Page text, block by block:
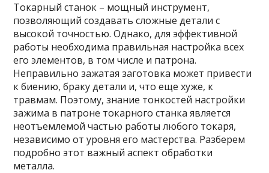
Токарный станок – мощный инструмент,
позволяющий создавать сложные детали с
высокой точностью. Однако, для эффективной
работы необходима правильная настройка всех
его элементов, в том числе и патрона.
Неправильно зажатая заготовка может привести
к биению, браку детали и, что еще хуже, к
травмам. Поэтому, знание тонкостей настройки
зажима в патроне токарного станка является
неотъемлемой частью работы любого токаря,
независимо от уровня его мастерства. Разберем
подробно этот важный аспект обработки
металла.